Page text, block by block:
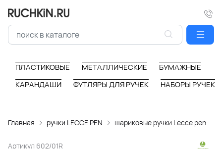
ПЛАСТИКОВЫЕ МЕТАЛЛИЧЕСКИЕ
БУМАЖНЫЕ
КАРАНДАШИ
ФУТЛЯРЫ ДЛЯ РУЧЕК НАБОРЫ РУЧЕК
Главная ручки LECCE PEN шариковые ручки Lecce pen
Артикул 602/01R